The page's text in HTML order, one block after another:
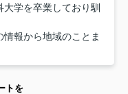
学を卒業しており馴
報から地域のことま
ト を